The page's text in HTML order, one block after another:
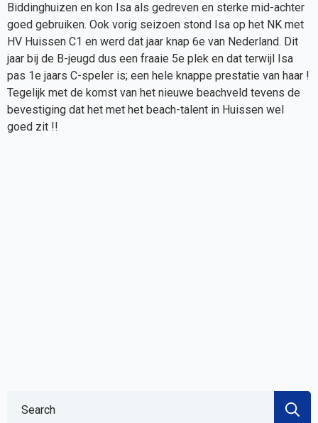
Biddinghuizen en kon Isa als gedreven en sterke mid-achter
goed gebruiken. Ook vorig seizoen stond Isa op het NK met
HV Huissen C1 en werd dat jaar knap 6e van Nederland. Dit
jaar bij de B-jeugd dus een fraaie 5e plek en dat terwijl Isa
pas 1e jaars C-speler is; een hele knappe prestatie van haar !
Tegelijk met de komst van het nieuwe beachveld tevens de
bevestiging dat het met het beach-talent in Huissen wel
goed zit !!